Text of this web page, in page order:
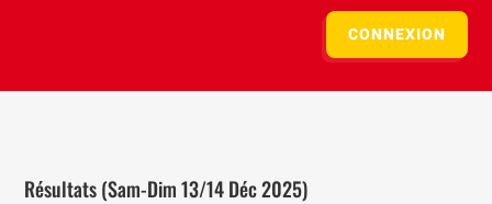
CONNEXION
Résultats (Sam-Dim 13/14 Déc 2025)